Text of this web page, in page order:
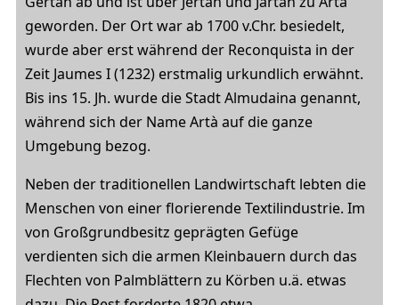
geworden. Der Ort war ab 1700 v.Chr. besiedelt,
wurde aber erst während der Reconquista in der
Zeit Jaumes I (1232) erstmalig urkundlich erwähnt.
Bis ins 15. Jh. wurde die Stadt Almudaina genannt,
während sich der Name Artà auf die ganze
Umgebung bezog.
Neben der traditionellen Landwirtschaft lebten die
Menschen von einer florierende Textilindustrie. Im
von Großgrundbesitz geprägten Gefüge
verdienten sich die armen Kleinbauern durch das
Flechten von Palmblättern zu Körben u.ä. etwas